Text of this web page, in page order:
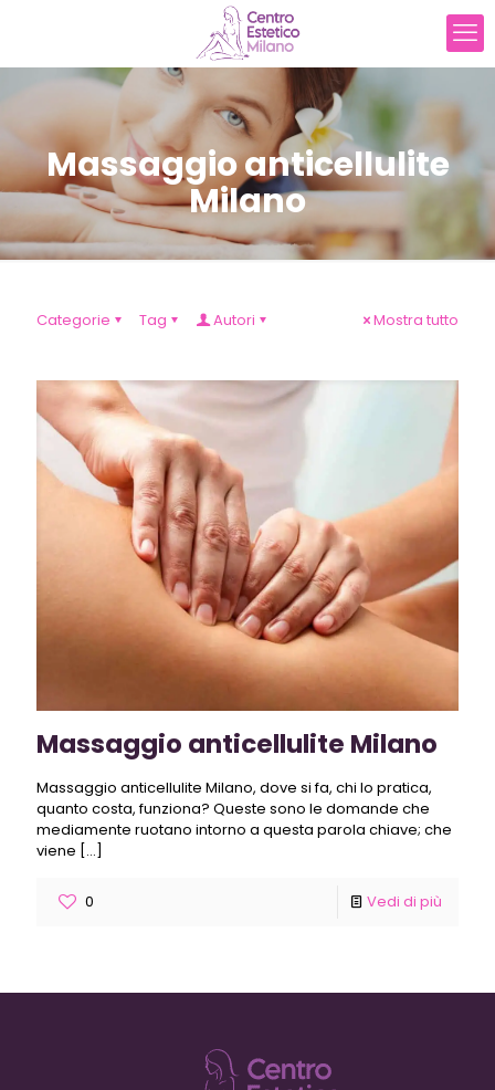
Massaggio anticellulite
Milano
Categorie Tag Autori Mostra tutto
Massaggio anticellulite Milano
Massaggio anticellulite Milano, dove si fa, chi lo pratica,
quanto costa, funziona? Queste sono le domande che
mediamente ruotano intorno a questa parola chiave; che
viene […]
0 Vedi di più